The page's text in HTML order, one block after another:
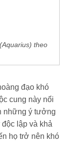
theo
đạo khó
cung này nổi
những ý tưởng
lập và khả
họ trở nên khó